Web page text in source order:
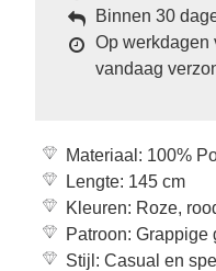
Binnen 30
Op werkdagen
vandaag
Materiaal: 100%
Lengte: 145 cm
Kleuren: Roze,
Patroon: Grappige
Stijl: Casual en